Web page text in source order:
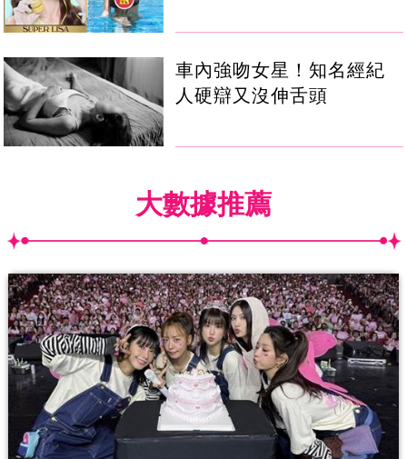
車內強吻女星！知名經紀
人硬辯又沒伸舌頭
大數據推薦